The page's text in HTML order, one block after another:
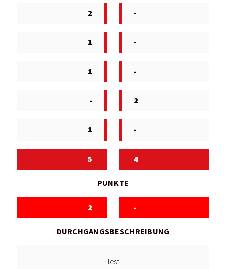
2 -
1 -
1 -
- 2
1 -
5 4
PUNKTE
2 -
DURCHGANGSBESCHREIBUNG
Test